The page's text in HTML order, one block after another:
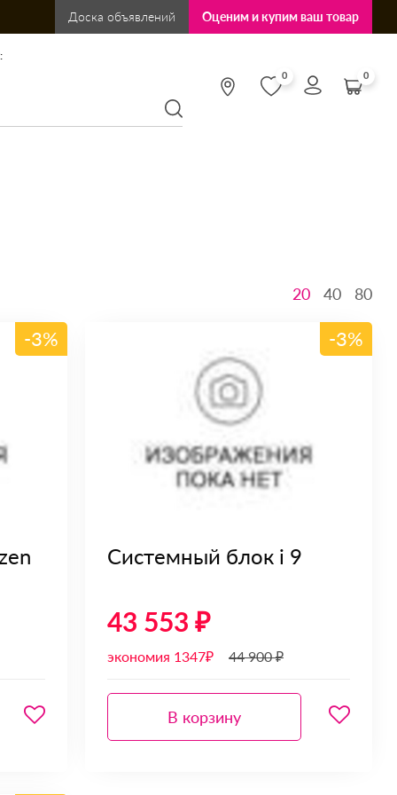
Доска объявлений Оценим и купим ваш товар
0 0
20 40 80
-3% -3%
Системный блок i 9
43 553 ₽
экономия 1347₽ 44 900 ₽
В корзину